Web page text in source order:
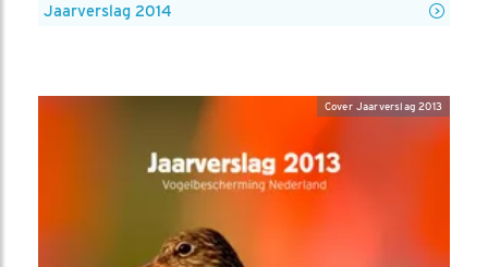
Jaarverslag 2014
Cover Jaarverslag 2013